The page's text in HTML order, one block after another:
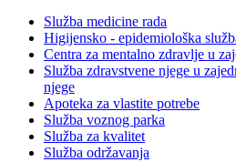
Služba medicine rada
Higijensko - epidemiološka
Centra za mentalno zdravlje u
Služba zdravstvene njege u
njege
Apoteka za vlastite potrebe
Služba voznog parka
Služba za kvalitet
Služba održavanja